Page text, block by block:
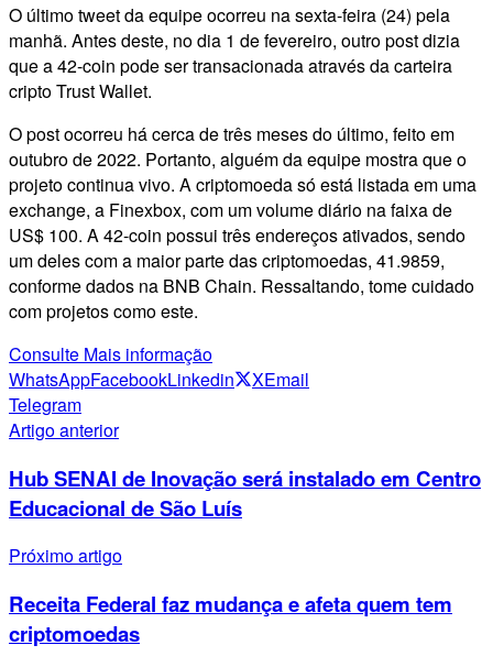
O último tweet da equipe ocorreu na sexta-feira (24) pela
manhã. Antes deste, no dia 1 de fevereiro, outro post dizia
que a 42-coin pode ser transacionada através da carteira
cripto Trust Wallet.
O post ocorreu há cerca de três meses do último, feito em
outubro de 2022. Portanto, alguém da equipe mostra que o
projeto continua vivo. A criptomoeda só está listada em uma
exchange, a Finexbox, com um volume diário na faixa de
US$ 100. A 42-coin possui três endereços ativados, sendo
um deles com a maior parte das criptomoedas, 41.9859,
conforme dados na BNB Chain. Ressaltando, tome cuidado
com projetos como este.
Consulte Mais informação
WhatsAppFacebookLinkedin XEmail
Telegram
Artigo anterior
Hub SENAI de Inovação será instalado em Centro
Educacional de São Luís
Próximo artigo
Receita Federal faz mudança e afeta quem tem
criptomoedas